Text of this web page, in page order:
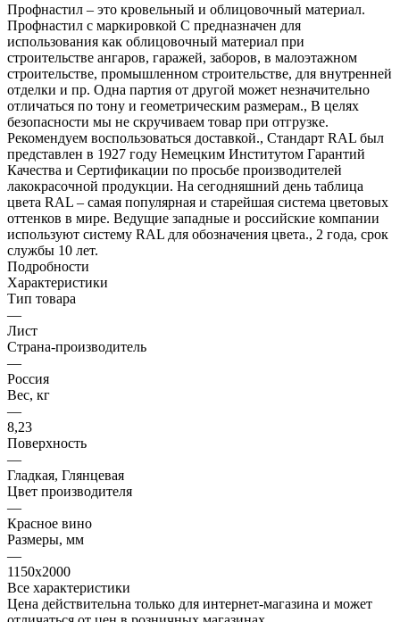
Профнастил – это кровельный и облицовочный материал.
Профнастил с маркировкой С предназначен для
использования как облицовочный материал при
строительстве ангаров, гаражей, заборов, в малоэтажном
строительстве, промышленном строительстве, для внутренней
отделки и пр. Одна партия от другой может незначительно
отличаться по тону и геометрическим размерам., В целях
безопасности мы не скручиваем товар при отгрузке.
Рекомендуем воспользоваться доставкой., Стандарт RAL был
представлен в 1927 году Немецким Институтом Гарантий
Качества и Сертификации по просьбе производителей
лакокрасочной продукции. На сегодняшний день таблица
цвета RAL – самая популярная и старейшая система цветовых
оттенков в мире. Ведущие западные и российские компании
используют систему RAL для обозначения цвета., 2 года, срок
службы 10 лет.
Подробности
Характеристики
Тип товара
—
Лист
Страна-производитель
—
Россия
Вес, кг
—
8,23
Поверхность
—
Гладкая, Глянцевая
Цвет производителя
—
Красное вино
Размеры, мм
—
1150х2000
Все характеристики
Цена действительна только для интернет-магазина и может